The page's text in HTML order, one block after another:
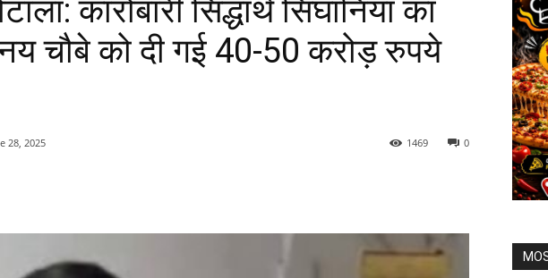
कारोबारी सिद्धार्थ सिंघानिया का
चौबे को दी गई 40-50 करोड़ रुपये
28, 2025 0
1469